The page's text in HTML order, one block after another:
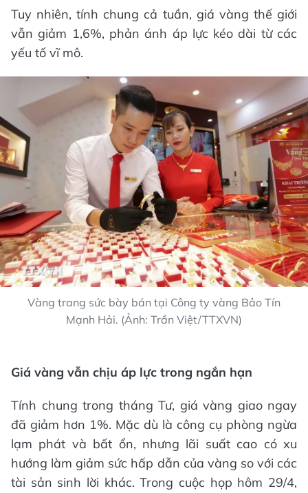
Tuy nhiên, tính chung cả tuần, giá vàng thế giới
vẫn giảm 1,6%, phản ánh áp lực kéo dài từ các
yếu tố vĩ mô.
Vàng trang sức bày bán tại Công ty vàng Bảo Tín
Mạnh Hải. (Ảnh: Trần Việt/TTXVN)
Giá vàng vẫn chịu áp lực trong ngắn hạn
Tính chung trong tháng Tư, giá vàng giao ngay
đã giảm hơn 1%. Mặc dù là công cụ phòng ngừa
lạm phát và bất ổn, nhưng lãi suất cao có xu
hướng làm giảm sức hấp dẫn của vàng so với các
tài sản sinh lời khác. Trong cuộc họp hôm 29/4,